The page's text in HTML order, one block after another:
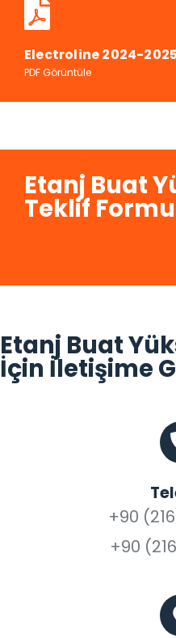
Electroline 2024-2025
PDF Görüntüle
Etanj Buat
Teklif Formu
Etanj Buat
İçin İletişime
+90
+90